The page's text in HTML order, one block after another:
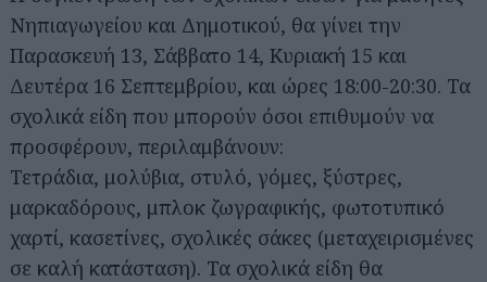
Νηπιαγωγείου και Δημοτικού, θα γίνει την
Παρασκευή 13, Σάββατο 14, Κυριακή 15 και
Δευτέρα 16 Σεπτεμβρίου, και ώρες 18:00-20:30. Τα
σχολικά είδη που μπορούν όσοι επιθυμούν να
προσφέρουν, περιλαμβάνουν:
Τετράδια, μολύβια, στυλό, γόμες, ξύστρες,
μαρκαδόρους, μπλοκ ζωγραφικής, φωτοτυπικό
χαρτί, κασετίνες, σχολικές σάκες (μεταχειρισμένες
σε καλή κατάσταση). Τα σχολικά είδη θα